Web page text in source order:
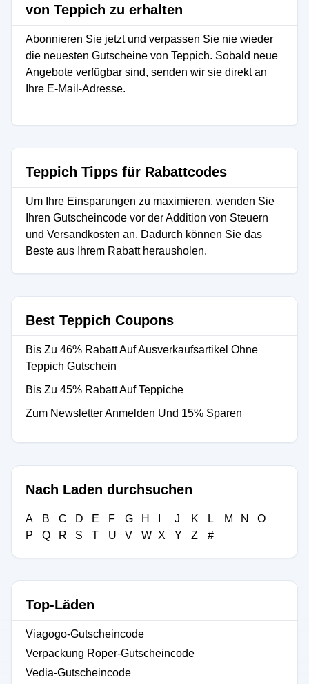
von Teppich zu erhalten
Abonnieren Sie jetzt und verpassen Sie nie wieder
die neuesten Gutscheine von Teppich. Sobald neue
Angebote verfügbar sind, senden wir sie direkt an
Ihre E-Mail-Adresse.
Teppich Tipps für Rabattcodes
Um Ihre Einsparungen zu maximieren, wenden Sie
Ihren Gutscheincode vor der Addition von Steuern
und Versandkosten an. Dadurch können Sie das
Beste aus Ihrem Rabatt herausholen.
Best Teppich Coupons
Bis Zu 46% Rabatt Auf Ausverkaufsartikel Ohne
Teppich Gutschein
Bis Zu 45% Rabatt Auf Teppiche
Zum Newsletter Anmelden Und 15% Sparen
Nach Laden durchsuchen
A B C D E F G H J K L M N
O
P
Q R S T U V W X Y Z #
Top-Läden
Viagogo-Gutscheincode
Verpackung Roper-Gutscheincode
Vedia-Gutscheincode